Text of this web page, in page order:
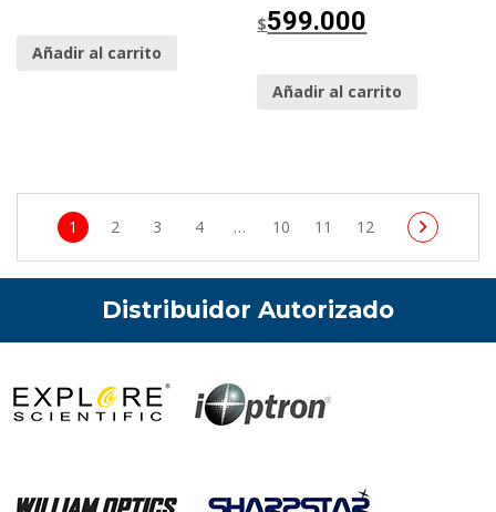
Añadir al carrito
$599.000
Añadir al carrito
1 2 3 4 … 10 11 12
Distribuidor Autorizado